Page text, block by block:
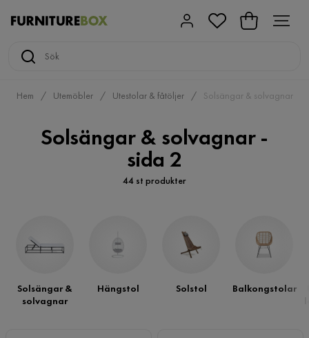
Hem Utemöbler Utestolar & fåtöljer Solsängar & solvagnar
Solsängar & solvagnar -
sida 2
44 st produkter
Solsängar &
solvagnar
Hängstol Solstol Balkongstolar